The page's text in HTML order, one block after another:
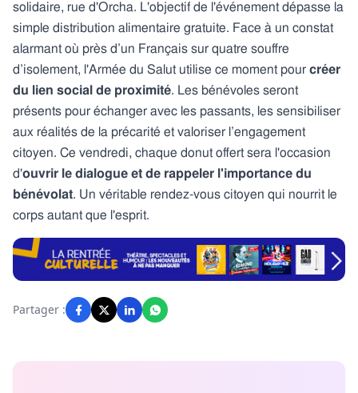
solidaire, rue d'Orcha. L'objectif de l'événement dépasse la
simple distribution alimentaire gratuite. Face à un constat
alarmant où près d’un Français sur quatre souffre
d’isolement, l'Armée du Salut utilise ce moment pour créer
du lien social de proximité. Les bénévoles seront
présents pour échanger avec les passants, les sensibiliser
aux réalités de la précarité et valoriser l’engagement
citoyen. Ce vendredi, chaque donut offert sera l'occasion
d'ouvrir le dialogue et de rappeler l'importance du
bénévolat. Un véritable rendez-vous citoyen qui nourrit le
corps autant que l'esprit.
Partager :